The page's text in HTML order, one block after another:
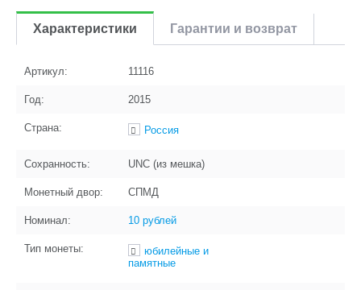
Характеристики Гарантии и возврат
Артикул: 11116
Год: 2015
Страна: Россия
Сохранность: UNC (из мешка)
Монетный двор: СПМД
Номинал: 10 рублей
Тип монеты:
юбилейные и
памятные